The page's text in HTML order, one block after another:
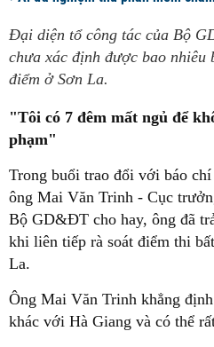
Đại diện tổ công tác của Bộ
chưa xác định được bao
điểm ở Sơn La.
"Tôi có 7 đêm mất ngủ để
phạm"
Trong buổi trao đổi với báo
ông Mai Văn Trinh - Cục
Bộ GD&ĐT cho hay, ông đã
khi liên tiếp rà soát điểm thi
La.
Ông Mai Văn Trinh khẳng
khác với Hà Giang và có thể